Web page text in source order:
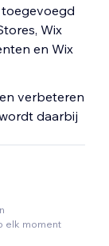
Wix
en Wix
verbeteren
daarbij
elk moment